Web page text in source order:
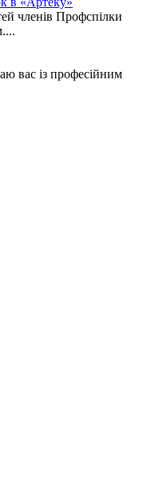
членів Профспілки
вас із професійним